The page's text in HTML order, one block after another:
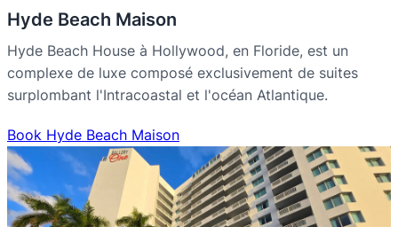
Hyde Beach Maison
Hyde Beach House à Hollywood, en Floride, est un
complexe de luxe composé exclusivement de suites
surplombant l'Intracoastal et l'océan Atlantique.
Book Hyde Beach Maison